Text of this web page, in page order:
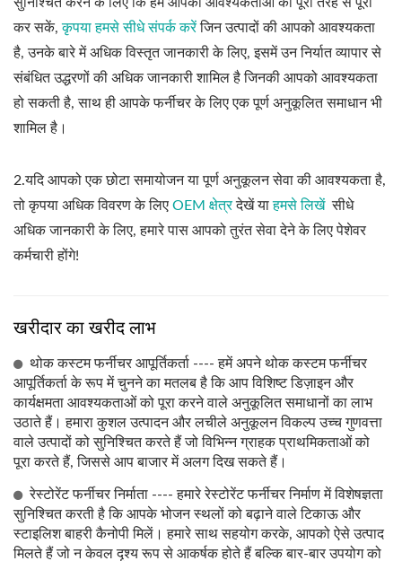
कर सकें,कृपया हमसे सीधे संपर्क करेंजिन उत्पादों की आपको आवश्यकता
है, उनके बारे में अधिक विस्तृत जानकारी के लिए, इसमें उन निर्यात व्यापार से
संबंधित उद्धरणों की अधिक जानकारी शामिल है जिनकी आपको आवश्यकता
हो सकती है, साथ ही आपके फर्नीचर के लिए एक पूर्ण अनुकूलित समाधान भी
शामिल है।
2.यदि आपको एक छोटा समायोजन या पूर्ण अनुकूलन सेवा की आवश्यकता है,
तो कृपया अधिक विवरण के लिए OEM क्षेत्रदेखें याहमसे लिखें सीधे
अधिक जानकारी के लिए, हमारे पास आपको तुरंत सेवा देने के लिए पेशेवर
कर्मचारी होंगे!
खरीदार का खरीद लाभ
थोक कस्टम फर्नीचर आपूर्तिकर्ता ---- हमें अपने थोक कस्टम फर्नीचर
आपूर्तिकर्ता के रूप में चुनने का मतलब है कि आप विशिष्ट डिज़ाइन और
कार्यक्षमता आवश्यकताओं को पूरा करने वाले अनुकूलित समाधानों का लाभ
उठाते हैं। हमारा कुशल उत्पादन और लचीले अनुकूलन विकल्प उच्च गुणवत्ता
वाले उत्पादों को सुनिश्चित करते हैं जो विभिन्न ग्राहक प्राथमिकताओं को
पूरा करते हैं, जिससे आप बाजार में अलग दिख सकते हैं।
रेस्टोरेंट फर्नीचर निर्माता ---- हमारे रेस्टोरेंट फर्नीचर निर्माण में विशेषज्ञता
सुनिश्चित करती है कि आपके भोजन स्थलों को बढ़ाने वाले टिकाऊ और
स्टाइलिश बाहरी कैनोपी मिलें। हमारे साथ सहयोग करके, आपको ऐसे उत्पाद
मिलते हैं जो न केवल दृश्य रूप से आकर्षक होते हैं बल्कि बार-बार उपयोग को